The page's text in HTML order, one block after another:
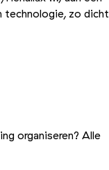
technologie, zo dicht
organiseren? Alle